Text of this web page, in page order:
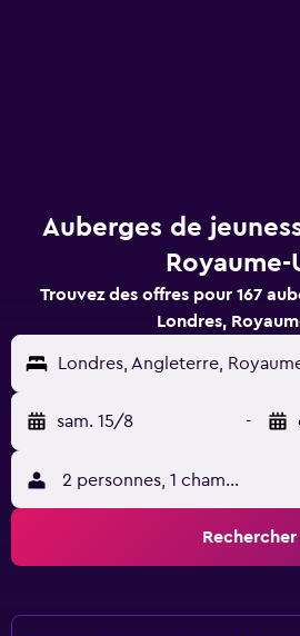
Auberges de
Royaume-
Trouvez des offres pour 167
Londres,
Londres, Angleterre,
sam. 15/8 -
2 personnes, 1 chambre
Rechercher